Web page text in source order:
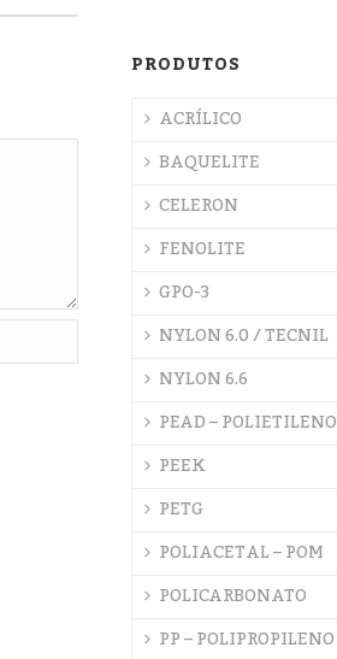
PRODUTOS
ACRÍLICO
BAQUELITE
CELERON
FENOLITE
GPO-3
NYLON 6.0 / TECNIL
NYLON 6.6
PEAD – POLIETILENO
PEEK
PETG
POLIACETAL – POM
POLICARBONATO
PP – POLIPROPILENO